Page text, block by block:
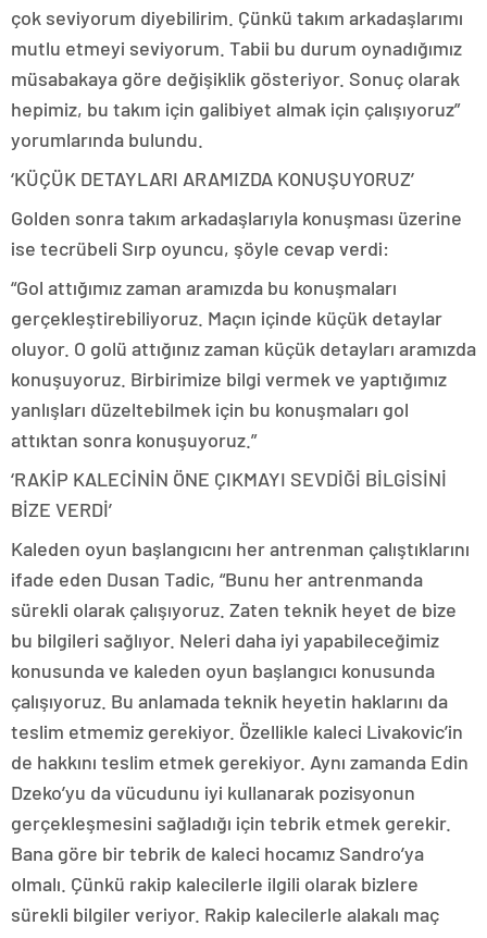
çok seviyorum diyebilirim. Çünkü takım arkadaşlarımı
mutlu etmeyi seviyorum. Tabii bu durum oynadığımız
müsabakaya göre değişiklik gösteriyor. Sonuç olarak
hepimiz, bu takım için galibiyet almak için çalışıyoruz”
yorumlarında bulundu.
‘KÜÇÜK DETAYLARI ARAMIZDA KONUŞUYORUZ’
Golden sonra takım arkadaşlarıyla konuşması üzerine
ise tecrübeli Sırp oyuncu, şöyle cevap verdi:
“Gol attığımız zaman aramızda bu konuşmaları
gerçekleştirebiliyoruz. Maçın içinde küçük detaylar
oluyor. O golü attığınız zaman küçük detayları aramızda
konuşuyoruz. Birbirimize bilgi vermek ve yaptığımız
yanlışları düzeltebilmek için bu konuşmaları gol
attıktan sonra konuşuyoruz.”
‘RAKİP KALECİNİN ÖNE ÇIKMAYI SEVDİĞİ BİLGİSİNİ
BİZE VERDİ’
Kaleden oyun başlangıcını her antrenman çalıştıklarını
ifade eden Dusan Tadic, “Bunu her antrenmanda
sürekli olarak çalışıyoruz. Zaten teknik heyet de bize
bu bilgileri sağlıyor. Neleri daha iyi yapabileceğimiz
konusunda ve kaleden oyun başlangıcı konusunda
çalışıyoruz. Bu anlamada teknik heyetin haklarını da
teslim etmemiz gerekiyor. Özellikle kaleci Livakovic’in
de hakkını teslim etmek gerekiyor. Aynı zamanda Edin
Dzeko’yu da vücudunu iyi kullanarak pozisyonun
gerçekleşmesini sağladığı için tebrik etmek gerekir.
Bana göre bir tebrik de kaleci hocamız Sandro’ya
olmalı. Çünkü rakip kalecilerle ilgili olarak bizlere
sürekli bilgiler veriyor. Rakip kalecilerle alakalı maç